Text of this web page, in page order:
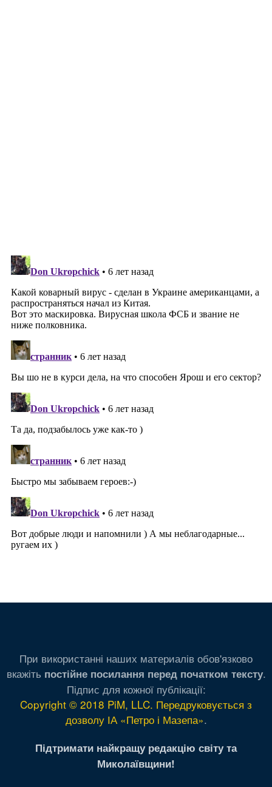
При використанні наших материалів обов'язково
вкажіть постійне посилання перед початком тексту.
Підпис для кожної публікації:
Copyright © 2018 PiM, LLC. Передруковується з
дозволу ІА «Петро і Мазепа».
Підтримати найкращу редакцію світу та
Миколаївщини!